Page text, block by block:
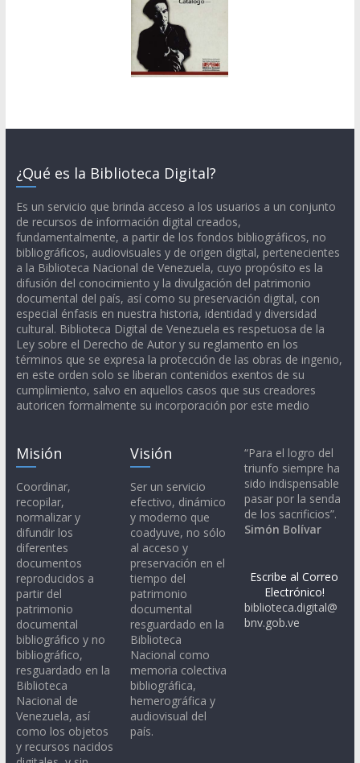
¿Qué es la Biblioteca Digital?
Es un servicio que brinda acceso a los usuarios a un conjunto
de recursos de información digital creados,
fundamentalmente, a partir de los fondos bibliográficos, no
bibliográficos, audiovisuales y de origen digital, pertenecientes
a la Biblioteca Nacional de Venezuela, cuyo propósito es la
difusión del conocimiento y la divulgación del patrimonio
documental del país, así como su preservación digital, con
especial énfasis en nuestra historia, identidad y diversidad
cultural. Biblioteca Digital de Venezuela es respetuosa de la
Ley sobre el Derecho de Autor y su reglamento en los
términos que se expresa la protección de las obras de ingenio,
en este orden solo se liberan contenidos exentos de su
cumplimiento, salvo en aquellos casos que sus creadores
autoricen formalmente su incorporación por este medio
Misión
Coordinar,
recopilar,
normalizar y
difundir los
diferentes
documentos
reproducidos a
partir del
patrimonio
documental
bibliográfico y no
bibliográfico,
resguardado en la
Biblioteca
Nacional de
Venezuela, así
como los objetos
y recursos nacidos
Visión
Ser un servicio
efectivo, dinámico
y moderno que
coadyuve, no sólo
al acceso y
preservación en el
tiempo del
patrimonio
documental
resguardado en la
Biblioteca
Nacional como
memoria colectiva
bibliográfica,
hemerográfica y
audiovisual del
país.
“Para el logro del
triunfo siempre ha
sido indispensable
pasar por la senda
de los sacrificios”.
Simón Bolívar
Escribe al Correo
Electrónico!
biblioteca.digital@
bnv.gob.ve